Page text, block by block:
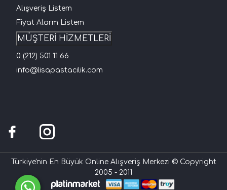
Alışveriş Listem
Fiyat Alarm Listem
MÜŞTERİ HİZMETLERİ
0 (212) 501 11 66
info@lisapastacilik.com
Türkiye'nin En Büyük Online Alışveriş Merkezi © Copyright
2005 - 2011